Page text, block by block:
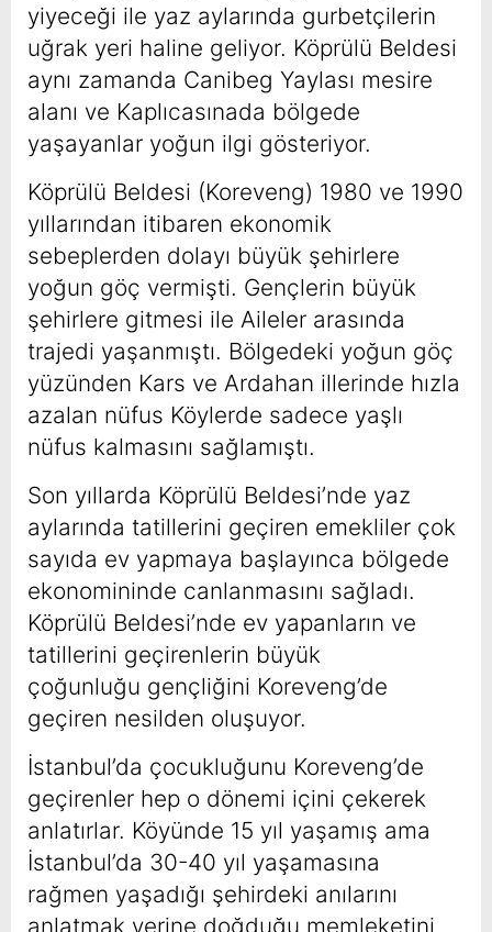
yiyeceği ile yaz aylarında gurbetçilerin
uğrak yeri haline geliyor. Köprülü Beldesi
aynı zamanda Canibeg Yaylası mesire
alanı ve Kaplıcasınada bölgede
yaşayanlar yoğun ilgi gösteriyor.
Köprülü Beldesi (Koreveng) 1980 ve 1990
yıllarından itibaren ekonomik
sebeplerden dolayı büyük şehirlere
yoğun göç vermişti. Gençlerin büyük
şehirlere gitmesi ile Aileler arasında
trajedi yaşanmıştı. Bölgedeki yoğun göç
yüzünden Kars ve Ardahan illerinde hızla
azalan nüfus Köylerde sadece yaşlı
nüfus kalmasını sağlamıştı.
Son yıllarda Köprülü Beldesi’nde yaz
aylarında tatillerini geçiren emekliler çok
sayıda ev yapmaya başlayınca bölgede
ekonomininde canlanmasını sağladı.
Köprülü Beldesi’nde ev yapanların ve
tatillerini geçirenlerin büyük
çoğunluğu gençliğini Koreveng’de
geçiren nesilden oluşuyor.
İstanbul’da çocukluğunu Koreveng’de
geçirenler hep o dönemi içini çekerek
anlatırlar. Köyünde 15 yıl yaşamış ama
İstanbul’da 30-40 yıl yaşamasına
rağmen yaşadığı şehirdeki anılarını
anlatmak yerine doğduğu memleketini